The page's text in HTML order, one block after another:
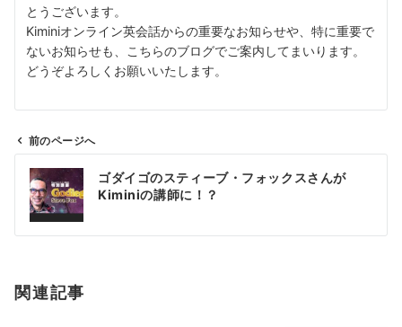
とうございます。
Kiminiオンライン英会話からの重要なお知らせや、特に重要で
ないお知らせも、こちらのブログでご案内してまいります。
どうぞよろしくお願いいたします。
シ
前のページへ
ゴダイゴのスティーブ・フォックスさんが
Kiminiの講師に！？
関連記事